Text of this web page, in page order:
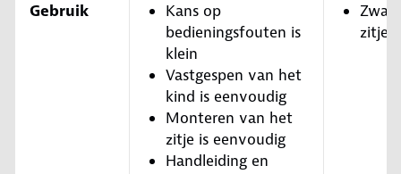
Gebruik
Kans op
bedieningsfouten is
klein
Vastgespen van het
kind is eenvoudig
Monteren van het
zitje is eenvoudig
Handleiding en
Zwaar
zitje